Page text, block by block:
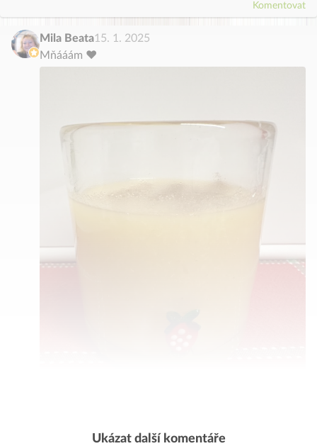
Komentovat
Mila Beata15. 1. 2025
Mňááám ♥️
Ukázat další komentáře